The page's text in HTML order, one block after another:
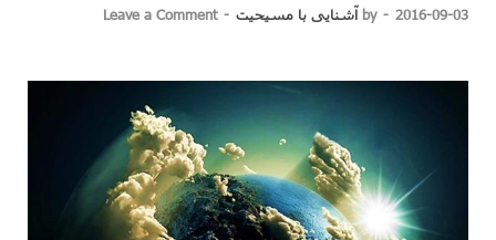
2016-09-03
-
by آشنایی با مسیحیت -
Leave a Comment